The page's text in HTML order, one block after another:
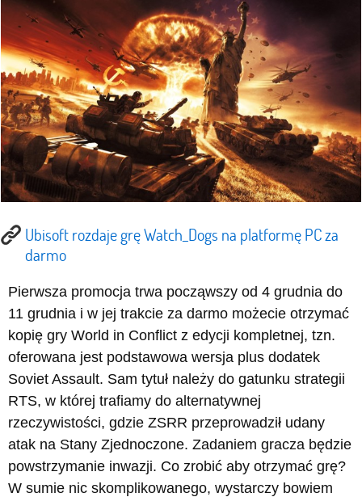
Ubisoft rozdaje grę Watch_Dogs na platformę PC za
darmo
Pierwsza promocja trwa począwszy od 4 grudnia do
11 grudnia i w jej trakcie za darmo możecie otrzymać
kopię gry World in Conflict z edycji kompletnej, tzn.
oferowana jest podstawowa wersja plus dodatek
Soviet Assault. Sam tytuł należy do gatunku strategii
RTS, w której trafiamy do alternatywnej
rzeczywistości, gdzie ZSRR przeprowadził udany
atak na Stany Zjednoczone. Zadaniem gracza będzie
powstrzymanie inwazji. Co zrobić aby otrzymać grę?
W sumie nic skomplikowanego, wystarczy bowiem